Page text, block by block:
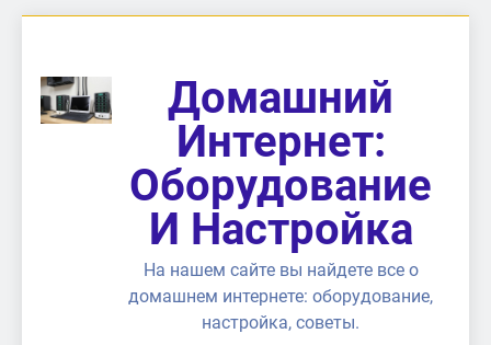
содержимому
Домашний
Интернет:
Оборудование
И Настройка
На нашем сайте вы найдете все о
домашнем интернете: оборудование,
настройка, советы.